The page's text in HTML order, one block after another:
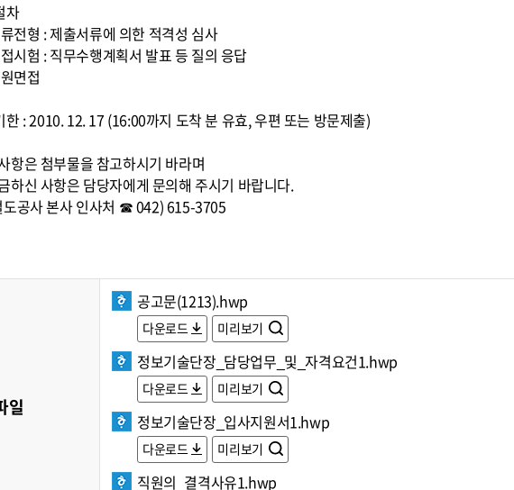
차
전형 : 제출서류에 의한 적격성 심사
시험 : 직무수행계획서 발표 등 질의 응답
면접
한 : 2010. 12. 17 (16:00까지 도착 분 유효, 우편 또는 방문제출)
항은 첨부물을 참고하시기 바라며
하신 사항은 담당자에게 문의해 주시기 바랍니다.
도공사 본사 인사처 ☎ 042) 615-3705
일
공고문(1213).hwp
다운로드 미리보기
정보기술단장_담당업무_및_자격요건1.hwp
다운로드 미리보기
정보기술단장_입사지원서1.hwp
다운로드 미리보기
직원의_결격사유1.hwp